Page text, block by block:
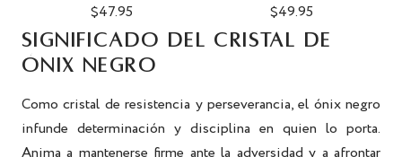
$47.95 $49.95
SIGNIFICADO DEL CRISTAL DE
ÓNIX NEGRO
Como cristal de resistencia y perseverancia, el ónix negro
infunde determinación y disciplina en quien lo porta.
Anima a mantenerse firme ante la adversidad y a afrontar